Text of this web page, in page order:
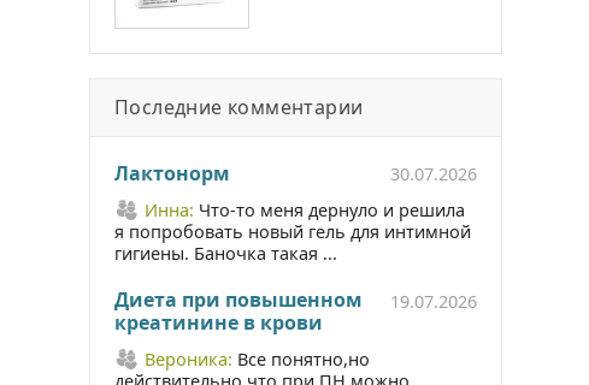
Последние комментарии
Лактонорм
30.07.2026
Инна: Что-то меня дернуло и решила
я попробовать новый гель для интимной
гигиены. Баночка такая ...
Диета при повышенном
креатинине в крови
19.07.2026
Вероника: Все понятно,но